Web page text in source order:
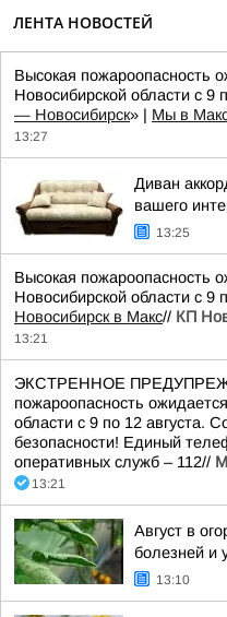
ЛЕНТА НОВОСТЕЙ
Высокая пожароопасность
Новосибирской области с 9
— Новосибирск» | Мы в
13:27
Диван
вашего
13:25
Высокая пожароопасность
Новосибирской области с 9
Новосибирск в Макс// КП
13:21
ЭКСТРЕННОЕ
пожароопасность
области с 9 по 12 августа.
безопасности! Единый
оперативных служб – 112//
13:21
Август в
болезней и
13:10